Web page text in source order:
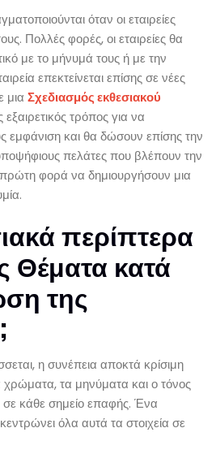
όταν οι εταιρείες
Πολλές φορές, οι εταιρείες θα
με το μήνυμά τους ή με την
επεκτείνεται επίσης σε νέες
μια Σχεδιασμός εκθεσιακού
εξαιρετικός τρόπος για να
εμφάνιση και θα δώσουν επίσης την
πελάτες που βλέπουν την
φορά να δημιουργήσουν μια
περίπτερα
Θέματα κατά
της
η συνέπεια αποκτά κρίσιμη
τα μηνύματα και ο τόνος
σε κάθε σημείο επαφής. Ένα
όλα αυτά τα στοιχεία σε